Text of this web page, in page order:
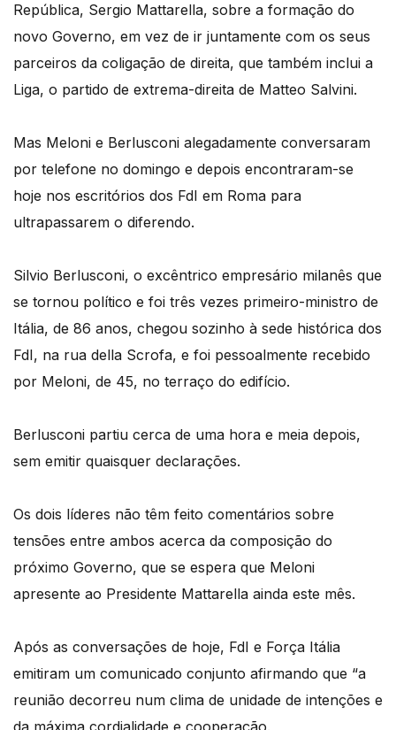
República, Sergio Mattarella, sobre a formação do
novo Governo, em vez de ir juntamente com os seus
parceiros da coligação de direita, que também inclui a
Liga, o partido de extrema-direita de Matteo Salvini.
Mas Meloni e Berlusconi alegadamente conversaram
por telefone no domingo e depois encontraram-se
hoje nos escritórios dos FdI em Roma para
ultrapassarem o diferendo.
Silvio Berlusconi, o excêntrico empresário milanês que
se tornou político e foi três vezes primeiro-ministro de
Itália, de 86 anos, chegou sozinho à sede histórica dos
FdI, na rua della Scrofa, e foi pessoalmente recebido
por Meloni, de 45, no terraço do edifício.
Berlusconi partiu cerca de uma hora e meia depois,
sem emitir quaisquer declarações.
Os dois líderes não têm feito comentários sobre
tensões entre ambos acerca da composição do
próximo Governo, que se espera que Meloni
apresente ao Presidente Mattarella ainda este mês.
Após as conversações de hoje, FdI e Força Itália
emitiram um comunicado conjunto afirmando que “a
reunião decorreu num clima de unidade de intenções e